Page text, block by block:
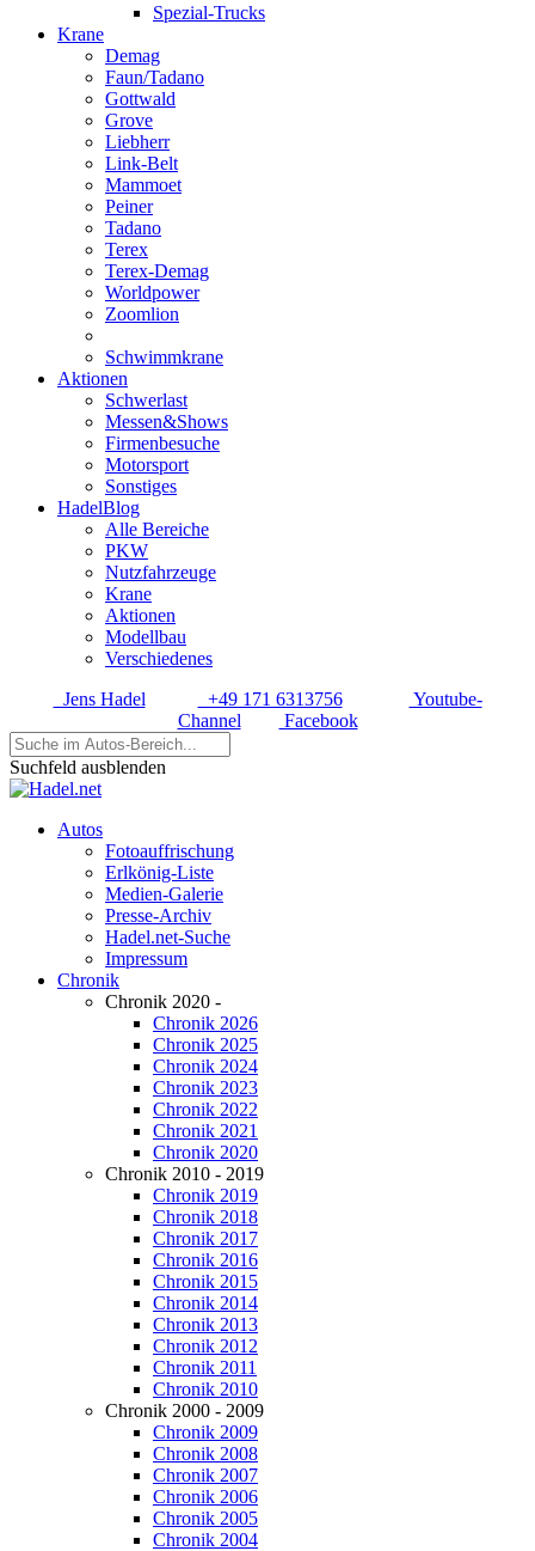
Spezial-Trucks
Krane
Demag
Faun/Tadano
Gottwald
Grove
Liebherr
Link-Belt
Mammoet
Peiner
Tadano
Terex
Terex-Demag
Worldpower
Zoomlion
Schwimmkrane
Aktionen
Schwerlast
Messen&Shows
Firmenbesuche
Motorsport
Sonstiges
HadelBlog
Alle Bereiche
PKW
Nutzfahrzeuge
Krane
Aktionen
Modellbau
Verschiedenes
Jens Hadel
+49 171 6313756
Youtube-
Channel
Facebook
Suchfeld ausblenden
Autos
Fotoauffrischung
Erlkönig-Liste
Medien-Galerie
Presse-Archiv
Hadel.net-Suche
Impressum
Chronik
Chronik 2020 -
Chronik 2026
Chronik 2025
Chronik 2024
Chronik 2023
Chronik 2022
Chronik 2021
Chronik 2020
Chronik 2010 - 2019
Chronik 2019
Chronik 2018
Chronik 2017
Chronik 2016
Chronik 2015
Chronik 2014
Chronik 2013
Chronik 2012
Chronik 2011
Chronik 2010
Chronik 2000 - 2009
Chronik 2009
Chronik 2008
Chronik 2007
Chronik 2006
Chronik 2005
Chronik 2004